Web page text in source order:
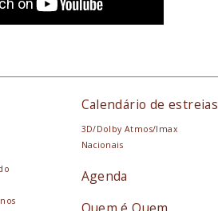
Calendário de estreias
3D/Dolby Atmos/Imax
Nacionais
Agenda